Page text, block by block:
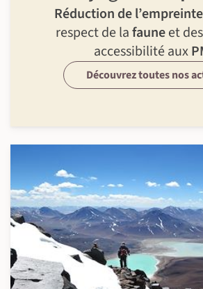
Réduction de
respect de lafauneet des
accessibilité aux
Découvrez toutes nos